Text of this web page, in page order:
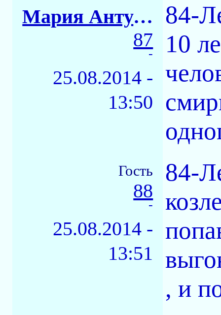
Мария Антуанетта
87
-
25.08.2014 -
13:50
84-
10
Гость
88
-
25.08.2014 -
13:51
84-
, и